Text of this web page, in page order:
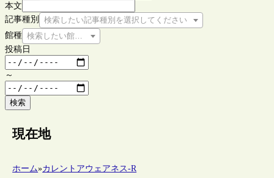
本文
記事種別
検索したい記事種別を選択してください
館種 検索したい館種を選択してください
投稿日
～
検索
現在地
ホーム»カレントアウェアネス-R